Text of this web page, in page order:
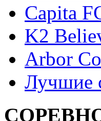
Capita
K2
Arbor
Лучшие